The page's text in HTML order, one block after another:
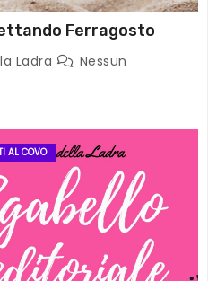
Ferragosto
Ladra
Nessun
AL COVO